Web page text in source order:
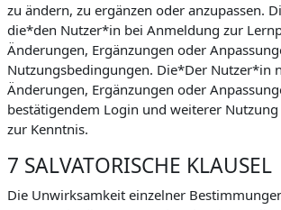
zu ändern, zu ergänzen oder anzupassen.
die*den Nutzer*in bei Anmeldung zur
Änderungen, Ergänzungen oder
Nutzungsbedingungen. Die*Der Nutzer*in
Änderungen, Ergänzungen oder
bestätigendem Login und weiterer
zur Kenntnis.
7 SALVATORISCHE KLAUSEL
Die Unwirksamkeit einzelner